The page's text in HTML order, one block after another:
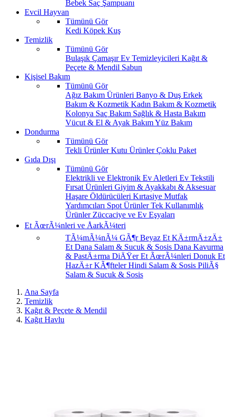
Bebek Saç Şampuanı
Evcil Hayvan
Tümünü Gör
Kedi Köpek Kuş
Temizlik
Tümünü Gör
Bulaşık ÇamaşırEv Temizleyicileri Kağıt &
Peçete & Mendil Sabun
Kişisel Bakım
Tümünü Gör
Ağız Bakım Ürünleri Banyo & Duş Erkek
Bakım & Kozmetik Kadın Bakım & Kozmetik
Kolonya Saç Bakım Sağlık & Hasta Bakım
Vücut & El & Ayak BakımYüz Bakım
Dondurma
Tümünü Gör
Tekli ÜrünlerKutu ÜrünlerÇoklu Paket
Gıda Dışı
Tümünü Gör
Elektrikli ve Elektronik Ev Aletleri Ev Tekstili
Fırsat Ürünleri Giyim & Ayakkabı & Aksesuar
Haşare Öldürücüleri Kırtasiye Mutfak
Yardımcıları Spot ÜrünlerTek Kullanımlık
Ürünler Züccaciye ve Ev Eşyaları
Et ÃœrÃ¼nleri ve ÅarkÃ¼teri
TÃ¼mÃ¼nÃ¼ GÃ¶rBeyaz Et KÄ±rmÄ±zÄ±
Et Dana Salam & Sucuk & Sosis Dana Kavurma
& PastÄ±rma DiÄŸer Et ÃœrÃ¼nleri Donuk Et
HazÄ±r KÃ¶ftelerHindi Salam & Sosis PiliÃ§
Salam & Sucuk & Sosis
Ana Sayfa
Temizlik
Kağıt & Peçete & Mendil
Kağıt Havlu